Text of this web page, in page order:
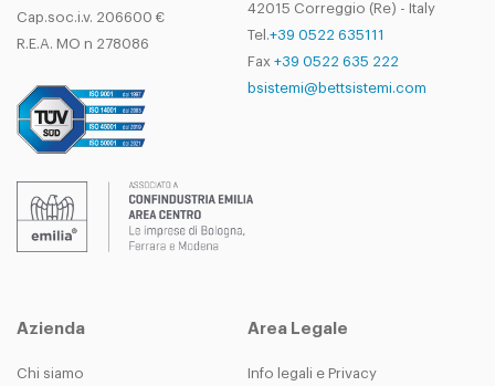
Cap.soc.i.v. 206600 €
R.E.A. MO n 278086
42015 Correggio (Re) - Italy
Tel.+39 0522 635111
Fax +39 0522 635 222
bsistemi@bettsistemi.com
Azienda
Chi siamo
Area Legale
Info legali e Privacy